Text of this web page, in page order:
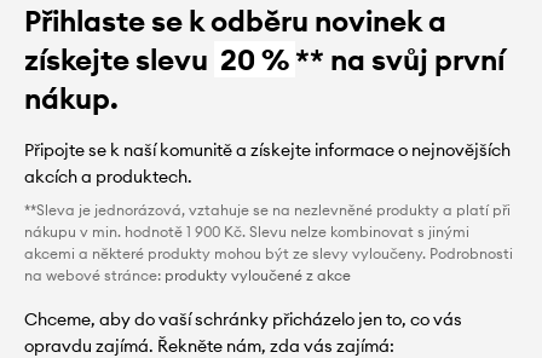
Přihlaste se k odběru novinek a
získejte slevu 20 %** na svůj první
nákup.
Připojte se k naší komunitě a získejte informace o nejnovějších
akcích a produktech.
**Sleva je jednorázová, vztahuje se na nezlevněné produkty a platí při
nákupu v min. hodnotě 1 900 Kč. Slevu nelze kombinovat s jinými
akcemi a některé produkty mohou být ze slevy vyloučeny. Podrobnosti
na webové stránce: produkty vyloučené z akce
Chceme, aby do vaší schránky přicházelo jen to, co vás
opravdu zajímá. Řekněte nám, zda vás zajímá: